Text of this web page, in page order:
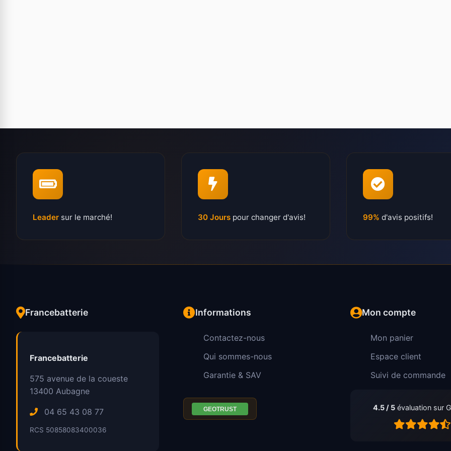
Leader sur le marché! 30 Jours pour changer d'avis! 99% d'avis positifs!
Francebatterie
Francebatterie
575 avenue de la coueste
13400 Aubagne
04 65 43 08 77
RCS 50858083400036
Informations
Contactez-nous
Qui sommes-nous
Garantie & SAV
Mon compte
Mon panier
Espace client
Suivi de commande
4.5 / 5 évaluation sur